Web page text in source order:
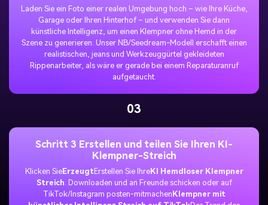
Laden Sie ein Foto einer realen Umgebung hoch – wie Ihre Küche,
Garage oder Ihren Hinterhof – und verwenden Sie dann
künstliche Intelligenz, um einen Klempner ohne Hemd in der
Szene zu generieren. Unser NB/Seedream-Modell erschafft einen
realistischen, jeans und Werkzeuggürtel gekleideten
Rippenarbeiter, als wäre er gerade bei einem Reparaturanruf
aufgetaucht.
03
Schritt 3 Erstellen und teilen Sie Ihren KI-
Klempner-Streich
Klicken SieErzeugt Erstellen Sie IhreKI Hemdloser Klempner
Streich . Downloaden und an Freunde schicken oder auf
TikTok/Instagram posten-mitmachen Klempner mit